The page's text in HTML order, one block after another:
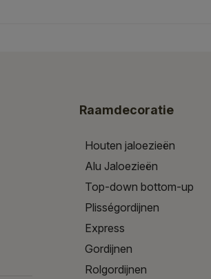
Raamdecoratie
Houten jaloezieën
Alu Jaloezieën
Top-down bottom-up
Plisségordijnen
Express
Gordijnen
Rolgordijnen